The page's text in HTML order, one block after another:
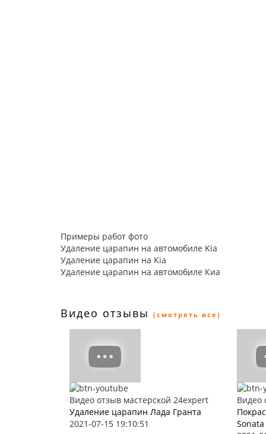
Примеры работ фото
Удаление царапин на автомобиле Kia
Удаление царапин на Kia
Удаление царапин на автомобиле Киа
Видео отзывы (смотреть все)
Видео отзыв мастерской 24expert
Удаление царапин Лада Гранта
2021-07-15 19:10:51
Видео
Sonata